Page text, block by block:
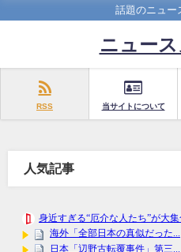
話題のニュー
ニュー
RSS 当サイトについて
人気記事